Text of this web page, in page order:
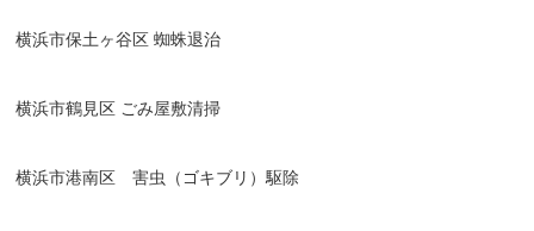
横浜市保土ヶ谷区 蜘蛛退治
横浜市鶴見区 ごみ屋敷清掃
横浜市港南区 害虫（ゴキブリ）駆除